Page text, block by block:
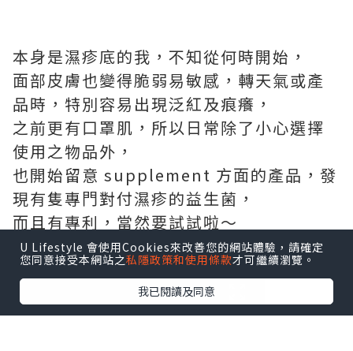
本⾝是濕疹底的我，不知從何時開始，
⾯部⽪膚也變得脆弱易敏感，轉天氣或產
品時，特別容易出現泛紅及痕癢，
之前更有⼝罩肌，所以⽇常除了⼩⼼選擇
使⽤之物品外，
也開始留意 supplement ⽅⾯的產品，發
現有隻專⾨對付濕疹的益⽣菌，
⽽且有專利，當然要試試啦～
U Lifestyle 會使用Cookies來改善您的網站體驗，請確定
您同意接受本網站之私隱政策和使用條款才可繼續瀏覽。
我已閱讀及同意